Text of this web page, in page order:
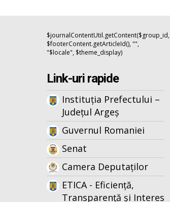
$journalContentUtil.getContent($group_id,
$footerContent.getArticleId(), "",
"$locale", $theme_display)
Link-uri rapide
Instituția Prefectului –
Județul Argeș
Guvernul Romaniei
Senat
Camera Deputaților
ETICA - Eficiență,
Transparență și Interes